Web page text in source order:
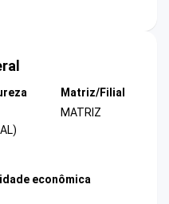
Matriz/Filial
MATRIZ
econômica